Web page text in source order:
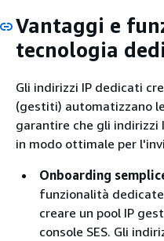
Vantaggi e
tecnologia
Gli indirizzi IP dedicati
(gestiti) automatizzano
garantire che gli indirizzi
in modo ottimale per
Onboarding
funzionalità
creare un pool IP
console SES. Gli